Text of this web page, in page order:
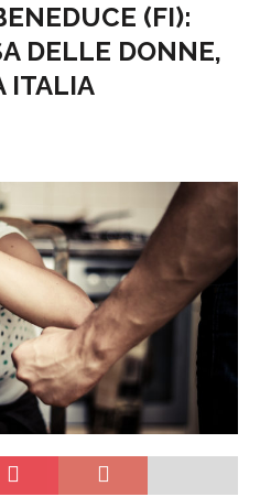
(FI):
DELLE DONNE,
ITALIA